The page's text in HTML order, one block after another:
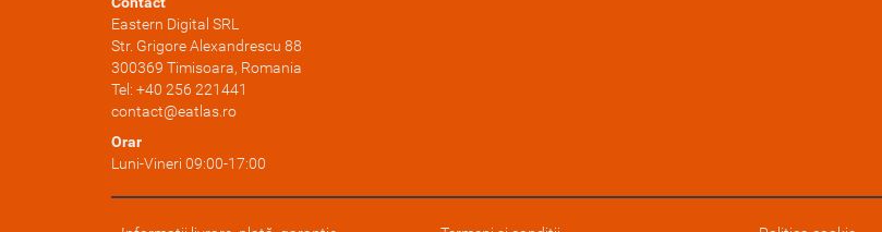
Eastern Digital SRL
Str. Grigore Alexandrescu 88
300369 Timisoara, Romania
Tel: +40 256 221441
contact@eatlas.ro
Orar
Luni-Vineri 09:00-17:00